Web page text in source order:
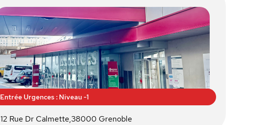
Entrée Urgences : Niveau -1
12 Rue Dr Calmette,38000 Grenoble